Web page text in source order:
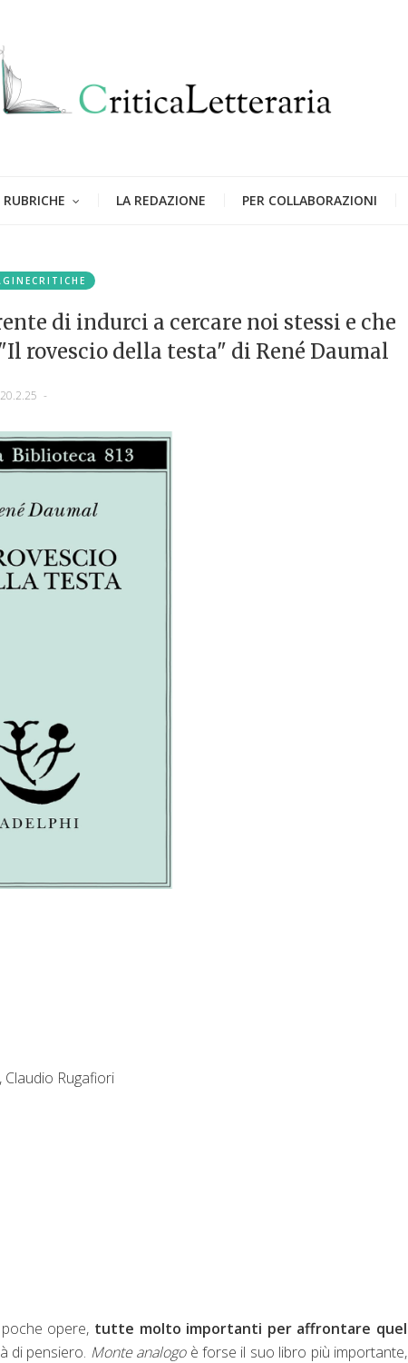
LA REDAZIONE PER COLLABORAZIONI
di indurci a cercare noi stessi e che
rovescio della testa" di René Daumal
20.2.25 -
Rugafiori
opere, tutte molto importanti per affrontare quel
di pensiero. Monte analogoè forse il suo libro più importante,